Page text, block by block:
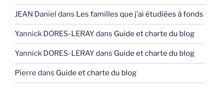
JEAN Daniel dans Les familles que j’ai étudiées à fonds
Yannick DORES-LERAYdans Guide et charte du blog
Yannick DORES-LERAYdans Guide et charte du blog
Pierre dans Guide et charte du blog